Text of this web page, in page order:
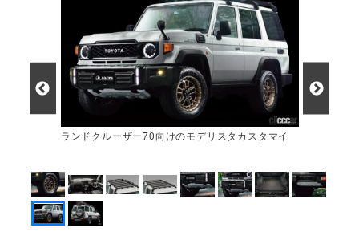
ランドクルーザー70向けのモデリスタカスタマイ